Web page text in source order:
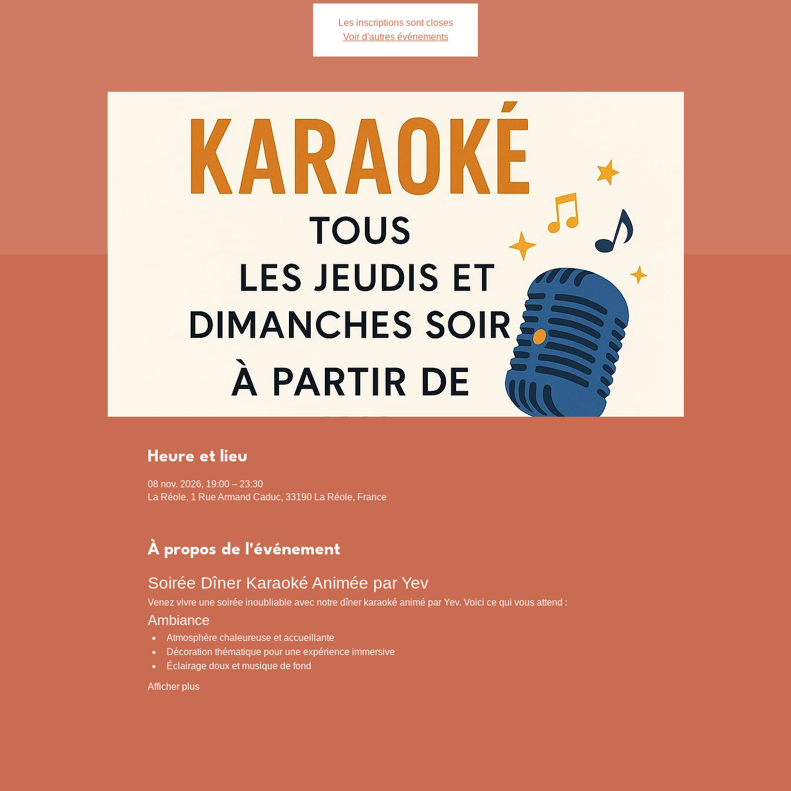
Les inscriptions sont closes
Voir d'autres événements
Heure et lieu
08 nov. 2026, 19:00 – 23:30
La Réole, 1 Rue Armand Caduc, 33190 La Réole, France
À propos de l'événement
Soirée Dîner Karaoké Animée par Yev
Venez vivre une soirée inoubliable avec notre dîner karaoké animé par Yev. Voici ce qui vous attend :
Ambiance
Atmosphère chaleureuse et accueillante
Décoration thématique pour une expérience immersive
Éclairage doux et musique de fond
Afficher plus